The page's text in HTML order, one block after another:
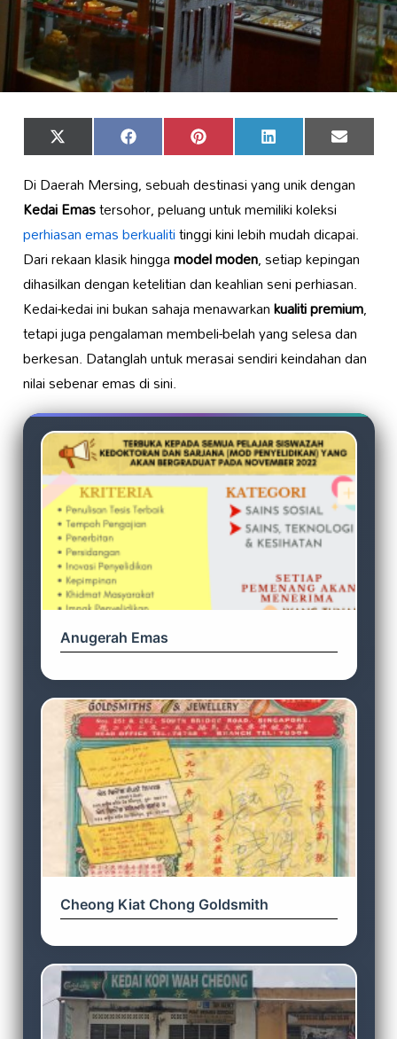
Share
on
X
(Twitter)
Share
on
Facebook Share
on
Pinterest Share
on
LinkedIn Share
on
Email
Di Daerah Mersing, sebuah destinasi yang unik dengan
Kedai Emastersohor, peluang untuk memiliki koleksi
perhiasan emas berkualititinggi kini lebih mudah dicapai.
Dari rekaan klasik hinggamodel moden, setiap kepingan
dihasilkan dengan ketelitian dan keahlian seni perhiasan.
Kedai-kedai ini bukan sahaja menawarkankualiti premium,
tetapi juga pengalaman membeli-belah yang selesa dan
berkesan. Datanglah untuk merasai sendiri keindahan dan
nilai sebenar emas di sini.
Anugerah Emas
Cheong Kiat Chong Goldsmith